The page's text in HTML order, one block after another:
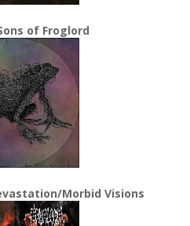
of Froglord
Morbid Visions